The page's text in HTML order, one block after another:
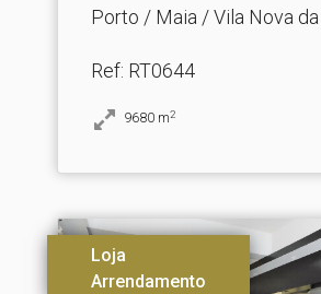
Porto / Maia / Vila Nova
Ref: RT0644
9680 m2
Loja
Arrendamento